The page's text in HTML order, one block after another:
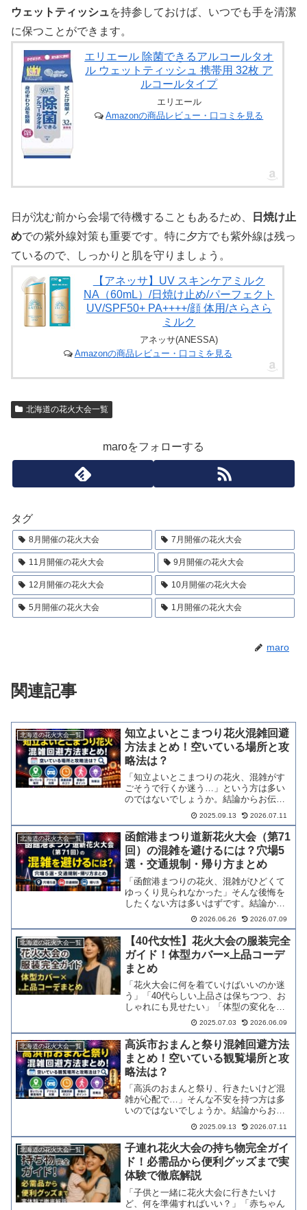
ウェットティッシュを持参しておけば、いつでも手を清潔
に保つことができます。
エリエール 除菌できるアルコールタオ
ル ウェットティッシュ 携帯用 32枚 ア
ルコールタイプ
エリエール
Amazonの商品レビュー・口コミを見る
日が沈む前から会場で待機することもあるため、
日焼け止
めでの紫外線対策も重要です。特に夕方でも紫外線は残っ
ているので、しっかりと肌を守りましょう。
【アネッサ】UV スキンケアミルク
NA（60mL）/日焼け止め/パーフェクト
UV/SPF50+ PA++++/顔 体用/さらさら
ミルク
アネッサ(ANESSA)
Amazonの商品レビュー・口コミを見る
北海道の花火大会一覧
maroをフォローする
タグ
8月開催の花火大会 7月開催の花火大会
11月開催の花火大会 9月開催の花火大会
12月開催の花火大会 10月開催の花火大会
5月開催の花火大会 1月開催の花火大会
maro
関連記事
北海道の花火大会一覧
知立よいとこまつり花火混雑回避
方法まとめ！空いている場所と攻
略法は？
「知立よいとこまつりの花火、混雑がす
ごそうで行くか迷う…」という方は多い
のではないでしょうか。結論からお伝え
すると、到着時間と立ち位置の工夫だけ
で、当日の快適さは大きく変わります。
混雑のピーク・空いている観覧エリア・
持ち物まで、この記事に攻...
2025.09.13 2026.07.11
北海道の花火大会一覧
函館港まつり道新花火大会（第71
回）の混雑を避けるには？穴場5
選・交通規制・帰り方まとめ
「函館港まつりの花火、混雑がひどくて
ゆっくり見られなかった」そんな後悔を
したくない方は多いはずです。結論から
お伝えすると、スポット選びと帰りのタ
イミングを事前に決めておくだけで、快
適さが大きく変わります。混雑回避のコ
ツ・穴場スポット・個人協...
2026.06.26 2026.07.09
北海道の花火大会一覧
【40代女性】花火大会の服装完全
ガイド！体型カバー×上品コーデ
まとめ
「花火大会に何を着ていけばいいのか迷
う」「40代らしい上品さは保ちつつ、お
しゃれにも見せたい」「体型の変化をさ
りげなくカバーしたい」。そんな思いを
抱える方は少なくありません。結論から
お伝えすると、40代だからこそ似合う、
落ち着きと女性らしさ...
2025.07.03 2026.06.09
北海道の花火大会一覧
高浜市おまんと祭り混雑回避方法
まとめ！空いている観覧場所と攻
略法は？
「高浜のおまんと祭り、行きたいけど混
雑が心配で…」そんな不安を持つ方は多
いのではないでしょうか。結論からお伝
えすると、到着時間の選択と観覧ポジシ
ョンの使い分けで、快適さはまるで変わ
ります。時間帯別の混雑傾向から穴場の
観覧スポット・シャトルバ...
2025.09.13 2026.07.11
北海道の花火大会一覧
子連れ花火大会の持ち物完全ガイ
ド！必需品から便利グッズまで実
体験で徹底解説
「子供と一緒に花火大会に行きたいけ
ど、何を準備すればいい？」「赤ちゃん